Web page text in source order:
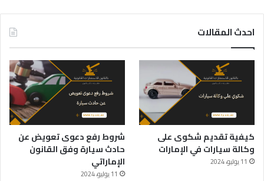
احدث المقالات
كيفية تقديم شكوى على
وكالة سيارات في الإمارات
11 يوليو، 2024
شروط رفع دعوى تعويض عن
حادث سيارة وفق القانون
الإماراتي
11 يوليو، 2024